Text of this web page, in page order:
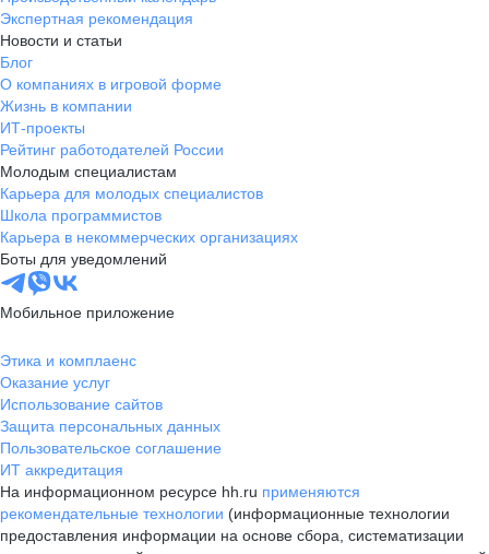
Экспертная рекомендация
Новости и статьи
Блог
О компаниях в игровой форме
Жизнь в компании
ИТ-проекты
Рейтинг работодателей России
Молодым специалистам
Карьера для молодых специалистов
Школа программистов
Карьера в некоммерческих организациях
Боты для уведомлений
Мобильное приложение
Этика и комплаенс
Оказание услуг
Использование сайтов
Защита персональных данных
Пользовательское соглашение
ИТ аккредитация
На информационном ресурсе hh.ru применяются
рекомендательные технологии (информационные технологии
предоставления информации на основе сбора, систематизации